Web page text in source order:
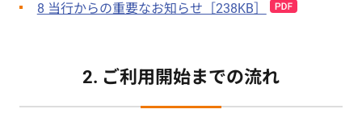
8 当行からの重要なお知らせ［238KB］
2. ご利用開始までの流れ